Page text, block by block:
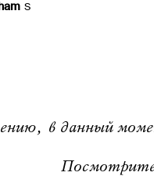
S
в данный
Посмотрите